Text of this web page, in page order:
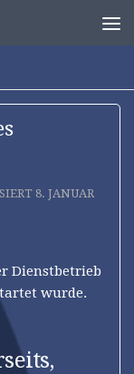
8. JANUAR
Dienstbetrieb
wurde.